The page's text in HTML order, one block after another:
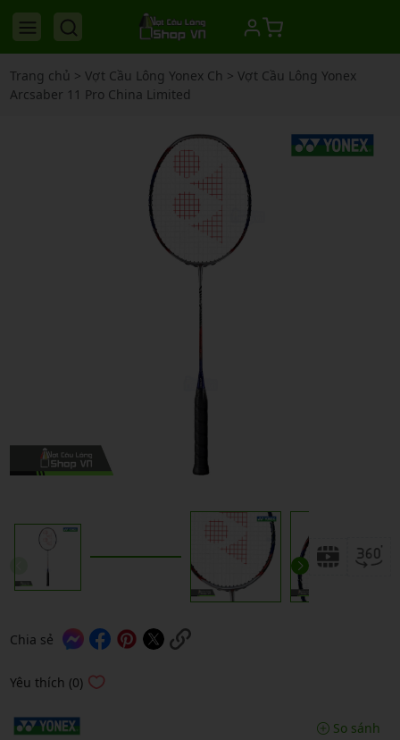
Trang chủ > Vợt Cầu Lông Yonex Ch > Vợt Cầu Lông Yonex
Arcsaber 11 Pro China Limited
Chia sẻ
Yêu thích (0)
So sánh